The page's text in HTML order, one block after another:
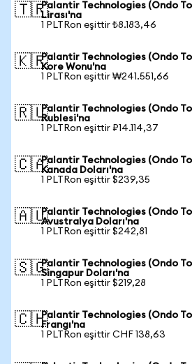
🇹🇷Palantir Technologies (Ondo
Lirası'na
1 PLTRon eşittir ₺8.183,46
🇰🇷Palantir Technologies (Ondo
Kore Wonu'na
1 PLTRon eşittir ₩241.551,66
🇷🇺Palantir Technologies (Ondo
Rublesi'na
1 PLTRon eşittir ₽14.114,37
🇨🇦Palantir Technologies (Ondo
Kanada Doları'na
1 PLTRon eşittir $239,35
🇦🇺Palantir Technologies (Ondo
Avustralya Doları'na
1 PLTRon eşittir $242,81
🇸🇬Palantir Technologies (Ondo
Singapur Doları'na
1 PLTRon eşittir $219,28
🇨🇭Palantir Technologies (Ondo
Frangı'na
1 PLTRon eşittir CHF 138,63